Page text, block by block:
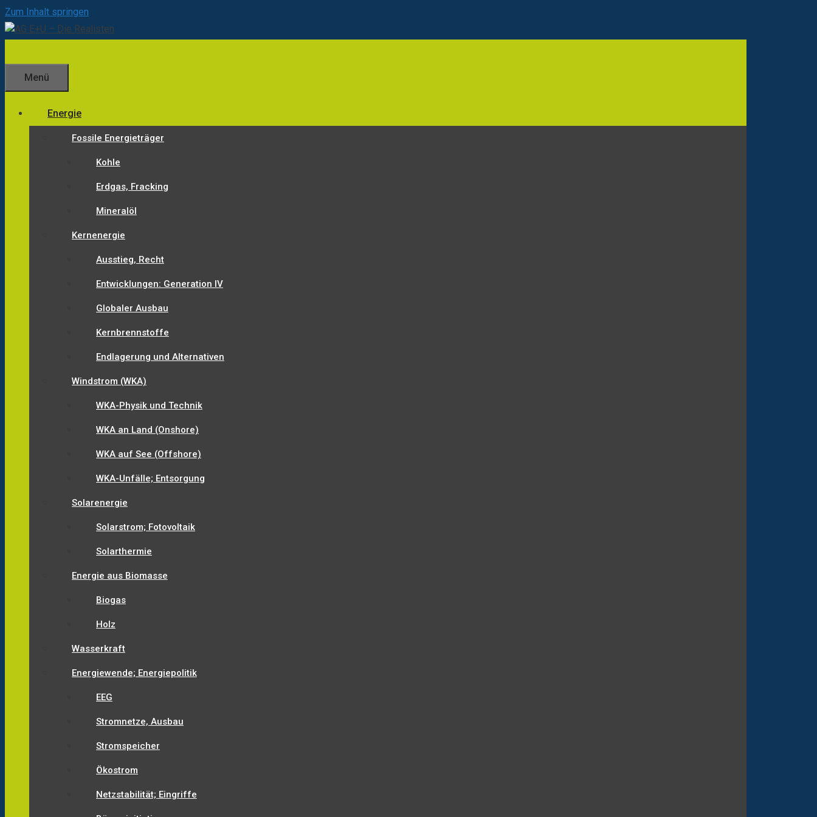
Zum Inhalt springen
Menü
Energie
Fossile Energieträger
Kohle
Erdgas, Fracking
Mineralöl
Kernenergie
Ausstieg, Recht
Entwicklungen: Generation IV
Globaler Ausbau
Kernbrennstoffe
Endlagerung und Alternativen
Windstrom (WKA)
WKA-Physik und Technik
WKA an Land (Onshore)
WKA auf See (Offshore)
WKA-Unfälle; Entsorgung
Solarenergie
Solarstrom; Fotovoltaik
Solarthermie
Energie aus Biomasse
Biogas
Holz
Wasserkraft
Energiewende; Energiepolitik
EEG
Stromnetze, Ausbau
Stromspeicher
Ökostrom
Netzstabilität; Eingriffe